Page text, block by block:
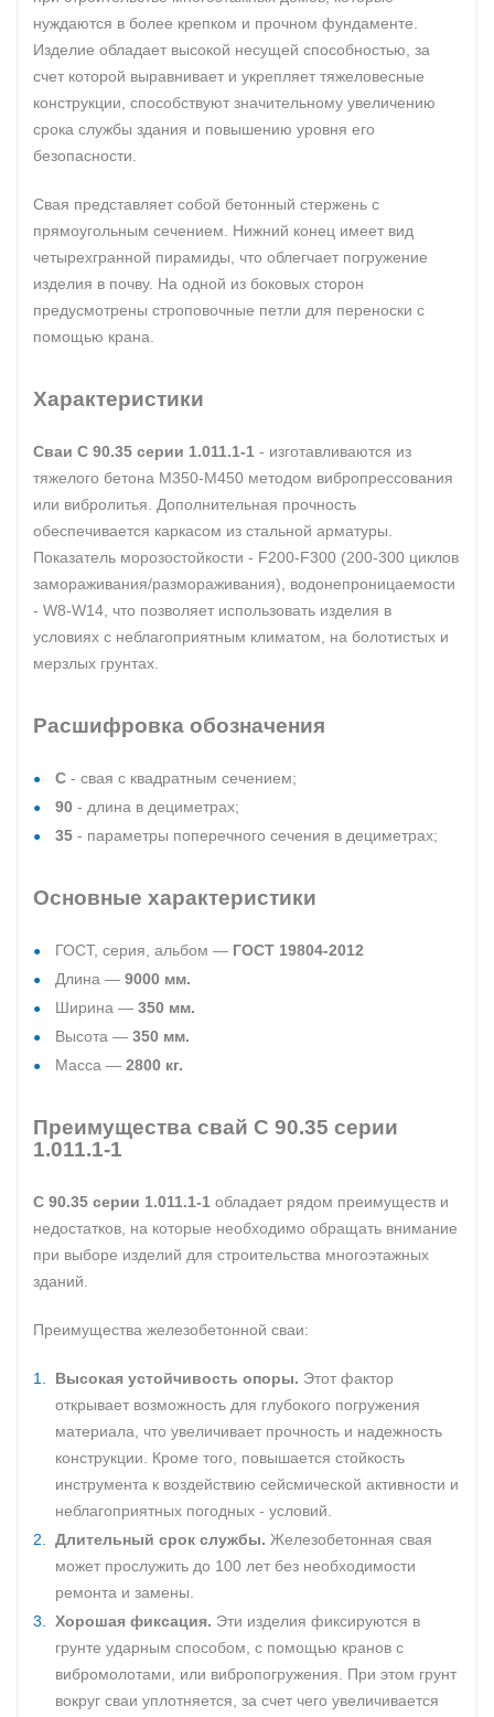
нуждаются в более крепком и прочном фундаменте.
Изделие обладает высокой несущей способностью, за
счет которой выравнивает и укрепляет тяжеловесные
конструкции, способствуют значительному увеличению
срока службы здания и повышению уровня его
безопасности.
Свая представляет собой бетонный стержень с
прямоугольным сечением. Нижний конец имеет вид
четырехгранной пирамиды, что облегчает погружение
изделия в почву. На одной из боковых сторон
предусмотрены строповочные петли для переноски с
помощью крана.
Характеристики
Сваи С 90.35 серии 1.011.1-1 - изготавливаются из
тяжелого бетона М350-М450 методом вибропрессования
или вибролитья. Дополнительная прочность
обеспечивается каркасом из стальной арматуры.
Показатель морозостойкости - F200-F300 (200-300 циклов
замораживания/размораживания), водонепроницаемости
- W8-W14, что позволяет использовать изделия в
условиях с неблагоприятным климатом, на болотистых и
мерзлых грунтах.
Расшифровка обозначения
С - свая с квадратным сечением;
90 - длина в дециметрах;
35 - параметры поперечного сечения в дециметрах;
Основные характеристики
ГОСТ, серия, альбом — ГОСТ 19804-2012
Длина — 9000 мм.
Ширина — 350 мм.
Высота — 350 мм.
Масса — 2800 кг.
Преимущества свай С 90.35 серии
1.011.1-1
С 90.35 серии 1.011.1-1 обладает рядом преимуществ и
недостатков, на которые необходимо обращать внимание
при выборе изделий для строительства многоэтажных
зданий.
Преимущества железобетонной сваи:
Высокая устойчивость опоры. Этот фактор
открывает возможность для глубокого погружения
материала, что увеличивает прочность и надежность
конструкции. Кроме того, повышается стойкость
инструмента к воздействию сейсмической активности и
неблагоприятных погодных - условий.
Длительный срок службы. Железобетонная свая
может прослужить до 100 лет без необходимости
ремонта и замены.
Хорошая фиксация. Эти изделия фиксируются в
грунте ударным способом, с помощью кранов с
вибромолотами, или вибропогружения. При этом грунт
вокруг сваи уплотняется, за счет чего увеличивается